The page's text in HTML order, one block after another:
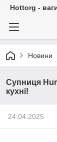
Hottorg -
Новини
Супниця
кухні!
24.04.2025